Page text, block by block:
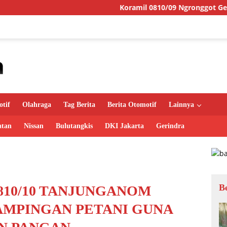
Koramil 0810/09 Ngronggot Gelar Jumat
Olahraga Tag Berita Berita Otomotif Lainnya
Nissan Bulutangkis DKI Jakarta Gerindra
10 TANJUNGANOM
PETANI GUNA